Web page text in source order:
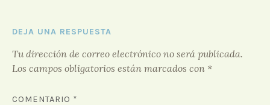
DEJA UNA RESPUESTA
Tu dirección de correo electrónico no será publicada.
Los campos obligatorios están marcados con *
COMENTARIO *